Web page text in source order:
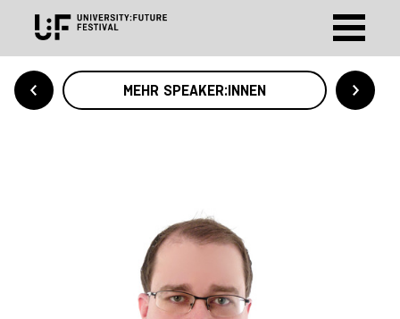
MEHR SPEAKER:INNEN